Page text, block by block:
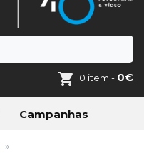
0 item - 0€
Campanhas